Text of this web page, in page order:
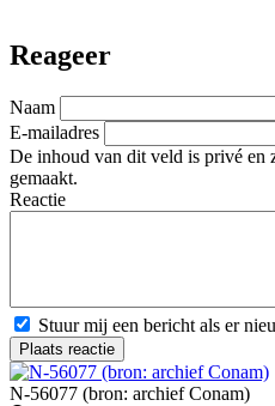
Reageer
Naam
E-mailadres
De inhoud van dit veld is privé en
gemaakt.
Reactie
Stuur mij een bericht als er
N-56077 (bron: archief Conam)